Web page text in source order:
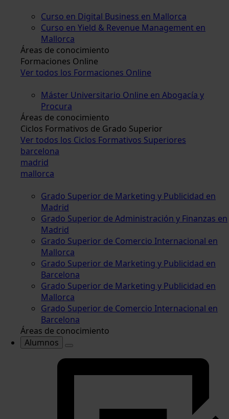
Curso en Digital Business en Mallorca
Curso en Yield & Revenue Management en
Mallorca
Áreas de conocimiento
Formaciones Online
Ver todos los Formaciones Online
Máster Universitario Online en Abogacía y
Procura
Áreas de conocimiento
Ciclos Formativos de Grado Superior
Ver todos los Ciclos Formativos Superiores
barcelona
madrid
mallorca
Grado Superior de Marketing y Publicidad en
Madrid
Grado Superior de Administración y Finanzas en
Madrid
Grado Superior de Comercio Internacional en
Mallorca
Grado Superior de Marketing y Publicidad en
Barcelona
Grado Superior de Marketing y Publicidad en
Mallorca
Grado Superior de Comercio Internacional en
Barcelona
Áreas de conocimiento
Alumnos